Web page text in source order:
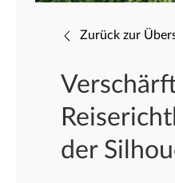
Zurück zur
der